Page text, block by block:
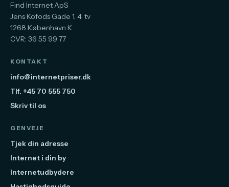
Find Internet ApS
Jens Kofods Gade 1, 4. tv
1268 København K
CVR: 36 55 99 77
KONTAKT
info@internetpriser.dk
Tlf. +45 70 555 750
Skriv til os
GENVEJE
Tjek din adresse
Internet i din by
Internetudbydere